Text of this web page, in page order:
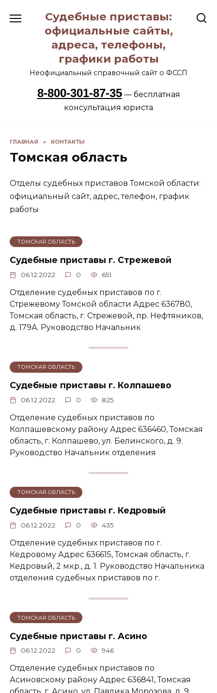
содержанию
Судебные приставы:
официальные сайты,
адреса, телефоны,
графики работы
Неофициальный справочный сайт о ФССП
8-800-301-87-35— бесплатная
консультация юриста
ГЛАВНАЯ » КОНТАКТЫ
Томская область
Отделы судебных приставов Томской области:
официальный сайт, адрес, телефон, график
работы
ТОМСКАЯ ОБЛАСТЬ
Судебные приставы г. Стрежевой
06.12.2022 0 651
Отделение судебных приставов по г.
Стрежевому Томской области Адрес 636780,
Томская область, г. Стрежевой, пр. Нефтяников,
д. 179А. Руководство Начальник
ТОМСКАЯ ОБЛАСТЬ
Судебные приставы г. Колпашево
06.12.2022 0 825
Отделение судебных приставов по
Колпашевскому району Адрес 636460, Томская
область, г. Колпашево, ул. Белинского, д. 9.
Руководство Начальник отделения
ТОМСКАЯ ОБЛАСТЬ
Судебные приставы г. Кедровый
06.12.2022 0 435
Отделение судебных приставов по г.
Кедровому Адрес 636615, Томская область, г.
Кедровый, 2 мкр., д. 1. Руководство Начальника
отделения судебных приставов по г.
ТОМСКАЯ ОБЛАСТЬ
Судебные приставы г. Асино
06.12.2022 0 946
Отделение судебных приставов по
Асиновскому району Адрес 636841, Томская